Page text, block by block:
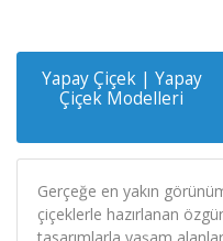
Yapay Çiçek | Yapay
Çiçek Modelleri
Gerçeğe en yakın
çiçeklerle hazırlanan
tasarımlarla yaşam